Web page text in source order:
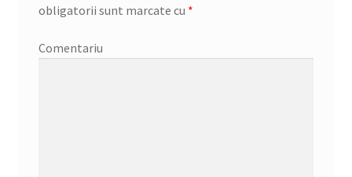
obligatorii sunt marcate cu *
Comentariu